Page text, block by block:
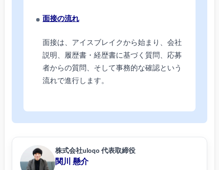
面接の流れ
面接は、アイスブレイクから始まり、会社
説明、履歴書・経歴書に基づく質問、応募
者からの質問、そして事務的な確認という
流れで進行します。
株式会社uloqo 代表取締役
関川 懸介